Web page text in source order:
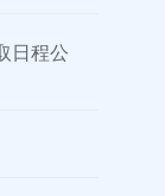
日程公